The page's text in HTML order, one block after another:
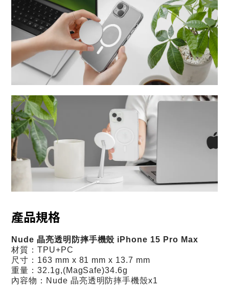
產品規格
Nude 晶亮透明防摔手機殼 iPhone 15 Pro Max
材質：TPU+PC
尺寸：163 mm x 81 mm x 13.7 mm
重量：32.1g,(MagSafe)34.6g
內容物：Nude 晶亮透明防摔手機殼x1